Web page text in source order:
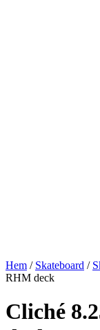
Hem / Skateboard /
RHM deck
Cliché